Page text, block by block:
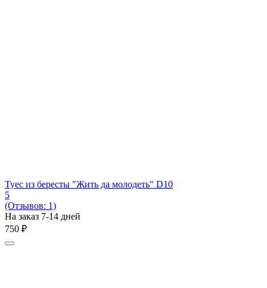
Туес из бересты "Жить да молодеть" D10
5
(Отзывов: 1)
На заказ 7-14 дней
‍750‍ ₽